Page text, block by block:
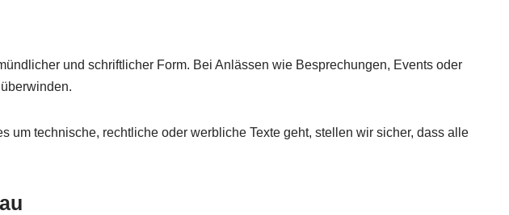
und schriftlicher Form. Bei Anlässen wie Besprechungen, Events oder
technische, rechtliche oder werbliche Texte geht, stellen wir sicher, dass alle